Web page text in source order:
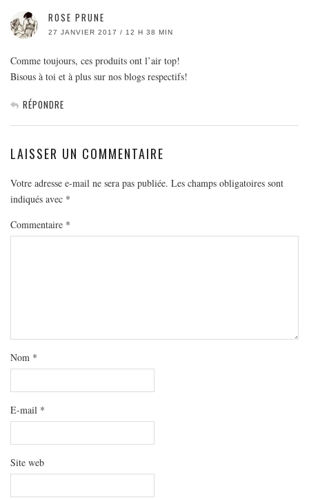
ROSE PRUNE
27 JANVIER 2017 / 12 H 38 MIN
Comme toujours, ces produits ont l’air top!
Bisous à toi et à plus sur nos blogs respectifs!
RÉPONDRE
LAISSER UN COMMENTAIRE
Votre adresse e-mail ne sera pas publiée. Les champs obligatoires sont
indiqués avec *
Commentaire *
Nom *
E-mail *
Site web